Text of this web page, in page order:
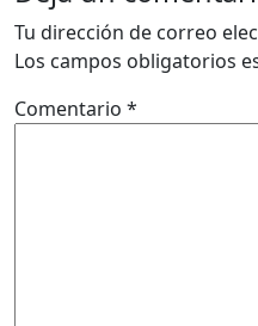
Tu dirección de correo
Los campos obligatorios
Comentario *